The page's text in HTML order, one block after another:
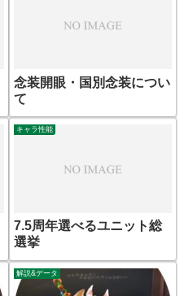
念装開眼・国別念装につい
て
キャラ性能
7.5周年選べるユニット総
選挙
解説&データ